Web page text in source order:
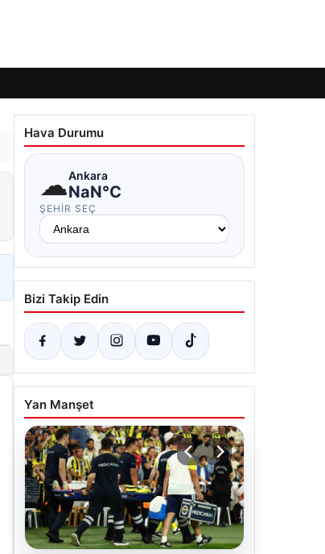
Hava Durumu
☁Ankara
NaN°C
ŞEHIR SEÇ
Bizi Takip Edin
Yan Manşet